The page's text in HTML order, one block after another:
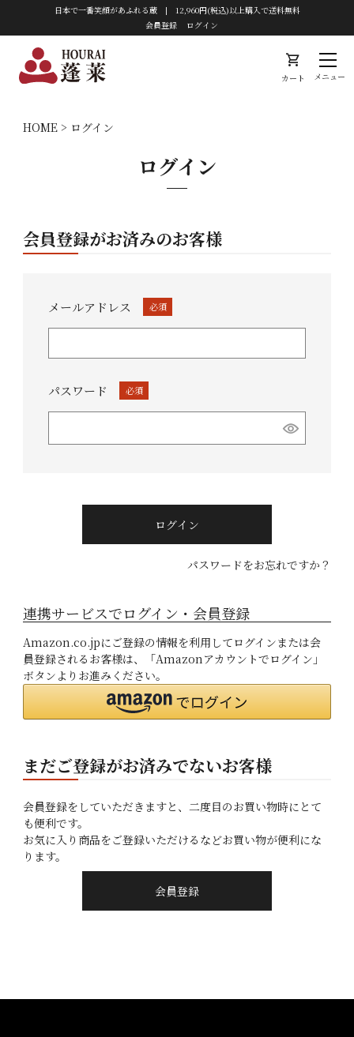
日本で一番笑顔があふれる蔵 | 12,960円(税込)以上購入で送料無料
会員登録
ログイン
shopping_cart
カート メニュー
HOME ログイン
ログイン
会員登録がお済みのお客様
メールアドレス
(必
パスワード
(必
ログイン
パスワードをお忘れですか？
連携サービスでログイン・会員登録
Amazon.co.jpにご登録の情報を利用してログインまたは会
員登録されるお客様は、「Amazonアカウントでログイン」
ボタンよりお進みください。
まだご登録がお済みでないお客様
会員登録をしていただきますと、二度目のお買い物時にとて
も便利です。
お気に入り商品をご登録いただけるなどお買い物が便利にな
ります。
会員登録